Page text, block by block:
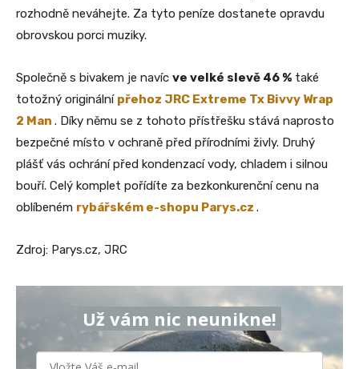
rozhodně neváhejte. Za tyto peníze dostanete opravdu
obrovskou porci muziky.
Společně s bivakem je navíc ve velké slevě 46 % také
totožný originální přehoz JRC Extreme Tx Bivvy Wrap
2 Man . Díky němu se z tohoto přístřešku stává naprosto
bezpečné místo v ochraně před přírodními živly. Druhý
plášť vás ochrání před kondenzací vody, chladem i silnou
bouří. Celý komplet pořídíte za bezkonkurenční cenu na
oblíbeném rybářském e-shopu Parys.cz .
Zdroj: Parys.cz, JRC
Už vám nic neunikne!